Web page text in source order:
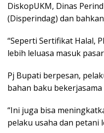
DiskopUKM, Dinas
(Disperindag) dan
“Seperti Sertifikat Halal,
lebih leluasa masuk
Pj Bupati berpesan,
bahan baku
“Ini juga bisa
pelaku usaha dan petani